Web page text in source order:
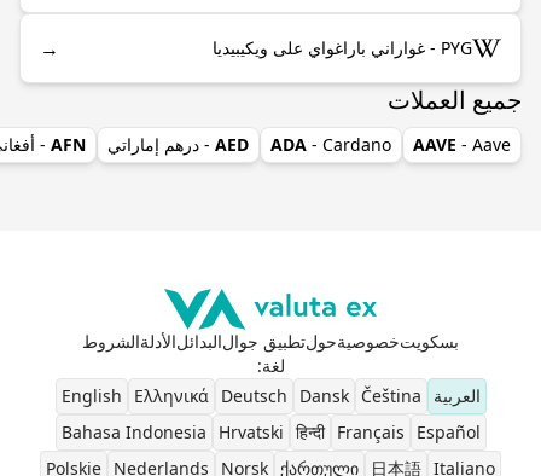
PYG - غواراني باراغواي على ويكيبيديا →
جميع العملات
AAVE - Aave
ADA - Cardano
AED - درهم إماراتي AFN
-
بسكويتخصوصيةحولتطبيق جوالالبدائلالأدلةالشروط
لغة:
العربية
Čeština
Dansk
Deutsch
Ελληνικά
English
Español
Français
हिन्दी
Hrvatski
Bahasa Indonesia
Italiano
日本語
ქართული
Norsk
Nederlands
Polskie